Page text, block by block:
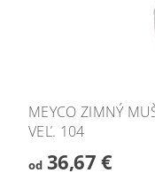
MEYCO ZIMNÝ
VEĽ. 104
od36,67 €